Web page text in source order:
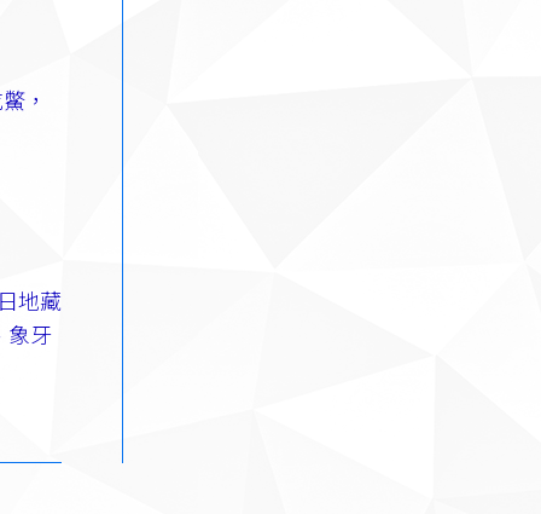
，
地藏
象牙